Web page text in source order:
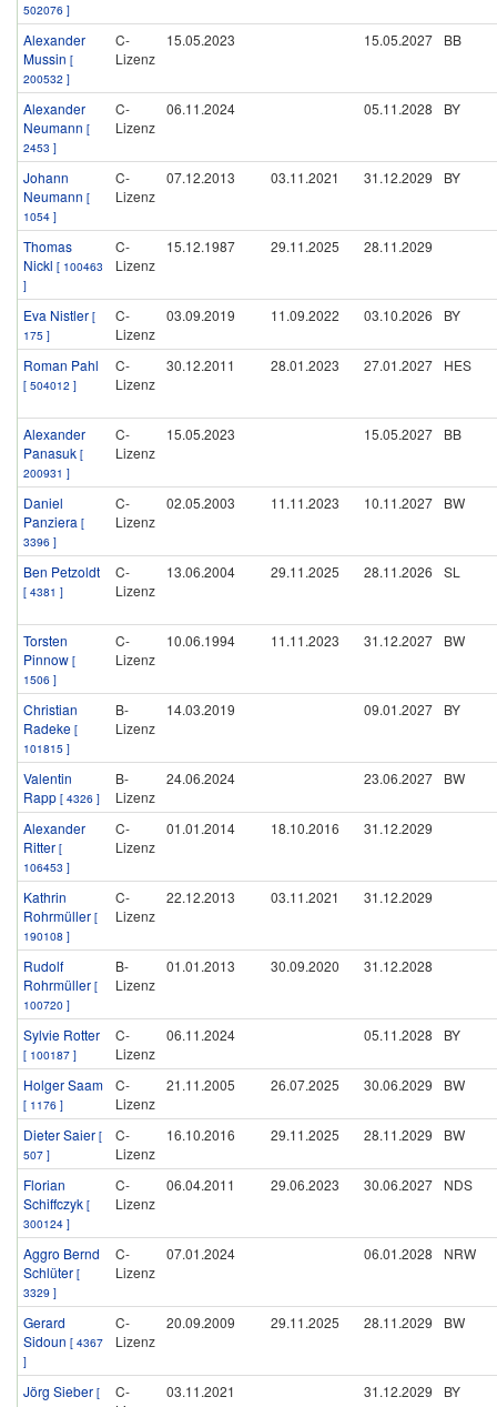
502076 ]
Alexander
Mussin [
200532 ]
C-
Lizenz
15.05.2023 15.05.2027 BB
Alexander
Neumann [
2453 ]
C-
Lizenz
06.11.2024 05.11.2028 BY
Johann
Neumann [
1054 ]
C-
Lizenz
07.12.2013 03.11.2021 31.12.2029 BY
Thomas
Nickl [ 100463
]
C-
Lizenz
15.12.1987 29.11.2025 28.11.2029
Eva Nistler [
175 ]
C-
Lizenz
03.09.2019 11.09.2022 03.10.2026 BY
Roman Pahl
[ 504012 ]
C-
Lizenz
30.12.2011 28.01.2023 27.01.2027 HES
Alexander
Panasuk [
200931 ]
C-
Lizenz
15.05.2023 15.05.2027 BB
Daniel
Panziera [
3396 ]
C-
Lizenz
02.05.2003 11.11.2023 10.11.2027 BW
Ben Petzoldt
[ 4381 ]
C-
Lizenz
13.06.2004 29.11.2025 28.11.2026 SL
Torsten
Pinnow [
1506 ]
C-
Lizenz
10.06.1994 11.11.2023 31.12.2027 BW
Christian
Radeke [
101815 ]
B-
Lizenz
14.03.2019 09.01.2027 BY
Valentin
Rapp [ 4326 ]
B-
Lizenz
24.06.2024 23.06.2027 BW
Alexander
Ritter [
106453 ]
C-
Lizenz
01.01.2014 18.10.2016 31.12.2029
Kathrin
Rohrmüller [
190108 ]
C-
Lizenz
22.12.2013 03.11.2021 31.12.2029
Rudolf
Rohrmüller [
100720 ]
B-
Lizenz
01.01.2013 30.09.2020 31.12.2028
Sylvie Rotter
[ 100187 ]
C-
Lizenz
06.11.2024 05.11.2028 BY
Holger Saam
[ 1176 ]
C-
Lizenz
21.11.2005 26.07.2025 30.06.2029 BW
Dieter Saier [
507 ]
C-
Lizenz
16.10.2016 29.11.2025 28.11.2029 BW
Florian
Schiffczyk [
300124 ]
C-
Lizenz
06.04.2011 29.06.2023 30.06.2027 NDS
Aggro Bernd
Schlüter [
3329 ]
C-
Lizenz
07.01.2024 06.01.2028 NRW
Gerard
Sidoun [ 4367
]
C-
Lizenz
20.09.2009 29.11.2025 28.11.2029 BW
Jörg Sieber [
C-
03.11.2021 31.12.2029 BY